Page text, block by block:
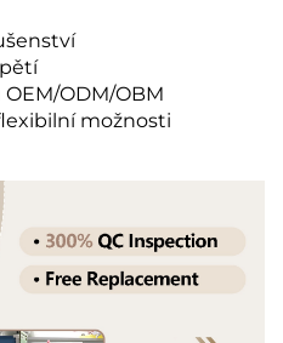
ODM/OBM
možnosti